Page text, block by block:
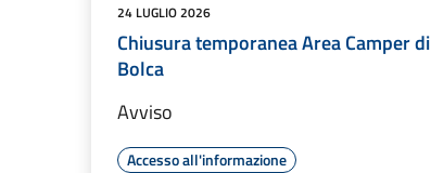
24 LUGLIO 2026
Chiusura temporanea Area Camper di
Bolca
Avviso
Accesso all'informazione